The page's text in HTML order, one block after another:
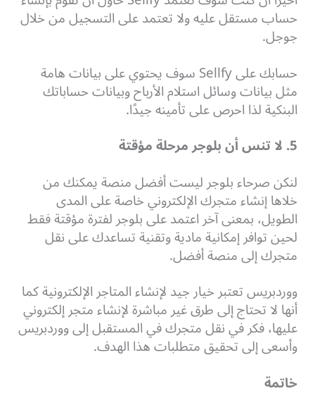
حساب مستقل عليه ولا تعتمد على التسجيل من خلال
جوجل.
حسابك على Sellfy سوف يحتوي على بيانات هامة
مثل بيانات وسائل استلام الأرباح وبيانات حساباتك
البنكية لذا احرص على تأمينه جيدًا.
5. لا تنس أن بلوجر مرحلة مؤقتة
لنكن صرحاء بلوجر ليست أفضل منصة يمكنك من
خلاها إنشاء متجرك الإلكتروني خاصة على المدى
الطويل، بمعنى آخر اعتمد على بلوجر لفترة مؤقتة فقط
لحين توافر إمكانية مادية وتقنية تساعدك على نقل
متجرك إلى منصة أفضل.
ووردبريس تعتبر خيار جيد لإنشاء المتاجر الإلكترونية كما
أنها لا تحتاج إلى طرق غير مباشرة لإنشاء متجر إلكتروني
عليها، فكر في نقل متجرك في المستقبل إلى ووردبريس
وأسعى إلى تحقيق متطلبات هذا الهدف.
خاتمة